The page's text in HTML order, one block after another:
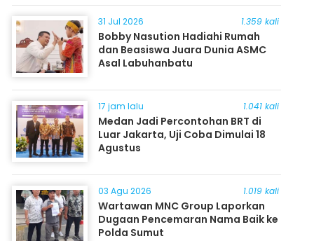
31 Jul 2026 1.359 kali
Bobby Nasution Hadiahi Rumah
dan Beasiswa Juara Dunia ASMC
Asal Labuhanbatu
17 jam lalu 1.041 kali
Medan Jadi Percontohan BRT di
Luar Jakarta, Uji Coba Dimulai 18
Agustus
03 Agu 2026 1.019 kali
Wartawan MNC Group Laporkan
Dugaan Pencemaran Nama Baik ke
Polda Sumut